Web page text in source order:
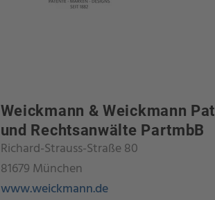
Weickmann & Weickmann
und Rechtsanwälte PartmbB
Richard-Strauss-Straße 80
81679 München
www.weickmann.de